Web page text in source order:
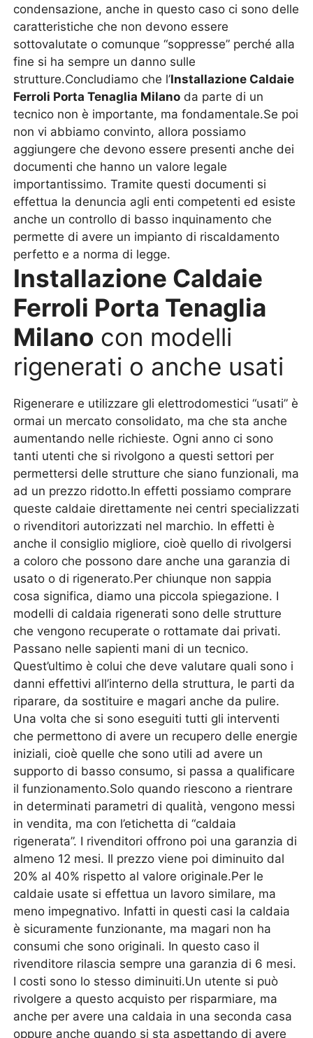
condensazione, anche in questo caso ci sono delle
caratteristiche che non devono essere
sottovalutate o comunque “soppresse” perché alla
fine si ha sempre un danno sulle
strutture.Concludiamo che l’Installazione Caldaie
Ferroli Porta Tenaglia Milano da parte di un
tecnico non è importante, ma fondamentale.Se poi
non vi abbiamo convinto, allora possiamo
aggiungere che devono essere presenti anche dei
documenti che hanno un valore legale
importantissimo. Tramite questi documenti si
effettua la denuncia agli enti competenti ed esiste
anche un controllo di basso inquinamento che
permette di avere un impianto di riscaldamento
perfetto e a norma di legge.
Installazione Caldaie
Ferroli Porta Tenaglia
Milano con modelli
rigenerati o anche usati
Rigenerare e utilizzare gli elettrodomestici “usati” è
ormai un mercato consolidato, ma che sta anche
aumentando nelle richieste. Ogni anno ci sono
tanti utenti che si rivolgono a questi settori per
permettersi delle strutture che siano funzionali, ma
ad un prezzo ridotto.In effetti possiamo comprare
queste caldaie direttamente nei centri specializzati
o rivenditori autorizzati nel marchio. In effetti è
anche il consiglio migliore, cioè quello di rivolgersi
a coloro che possono dare anche una garanzia di
usato o di rigenerato.Per chiunque non sappia
cosa significa, diamo una piccola spiegazione. I
modelli di caldaia rigenerati sono delle strutture
che vengono recuperate o rottamate dai privati.
Passano nelle sapienti mani di un tecnico.
Quest’ultimo è colui che deve valutare quali sono i
danni effettivi all’interno della struttura, le parti da
riparare, da sostituire e magari anche da pulire.
Una volta che si sono eseguiti tutti gli interventi
che permettono di avere un recupero delle energie
iniziali, cioè quelle che sono utili ad avere un
supporto di basso consumo, si passa a qualificare
il funzionamento.Solo quando riescono a rientrare
in determinati parametri di qualità, vengono messi
in vendita, ma con l’etichetta di “caldaia
rigenerata”. I rivenditori offrono poi una garanzia di
almeno 12 mesi. Il prezzo viene poi diminuito dal
20% al 40% rispetto al valore originale.Per le
caldaie usate si effettua un lavoro similare, ma
meno impegnativo. Infatti in questi casi la caldaia
è sicuramente funzionante, ma magari non ha
consumi che sono originali. In questo caso il
rivenditore rilascia sempre una garanzia di 6 mesi.
I costi sono lo stesso diminuiti.Un utente si può
rivolgere a questo acquisto per risparmiare, ma
anche per avere una caldaia in una seconda casa
oppure anche quando si sta aspettando di avere